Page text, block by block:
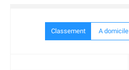
Classement A domicile